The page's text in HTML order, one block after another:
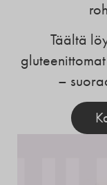
Täältä
–